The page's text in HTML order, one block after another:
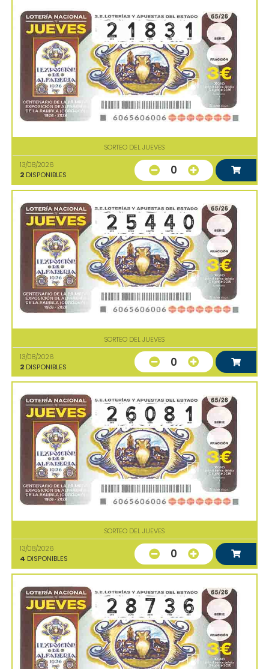
SORTEO DEL JUEVES
13/08/2026
2 DISPONIBLES 0
SORTEO DEL JUEVES
13/08/2026
2 DISPONIBLES 0
SORTEO DEL JUEVES
13/08/2026
4 DISPONIBLES 0